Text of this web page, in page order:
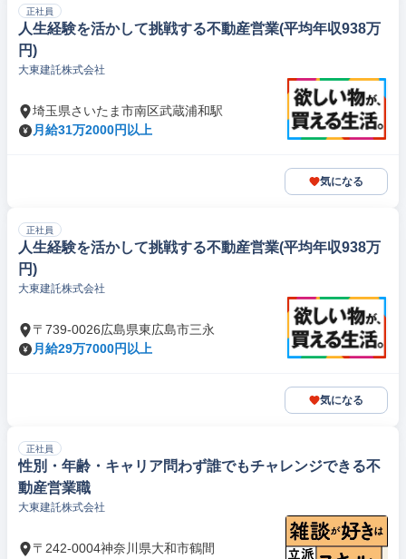
正社員
人生経験を活かして挑戦する不動産営業(平均年収938万
円)
大東建託株式会社
埼玉県さいたま市南区武蔵浦和駅
月給31万2000円以上
気になる
正社員
人生経験を活かして挑戦する不動産営業(平均年収938万
円)
大東建託株式会社
〒739-0026広島県東広島市三永
月給29万7000円以上
気になる
正社員
性別・年齢・キャリア問わず誰でもチャレンジできる不
動産営業職
大東建託株式会社
〒242-0004神奈川県大和市鶴間